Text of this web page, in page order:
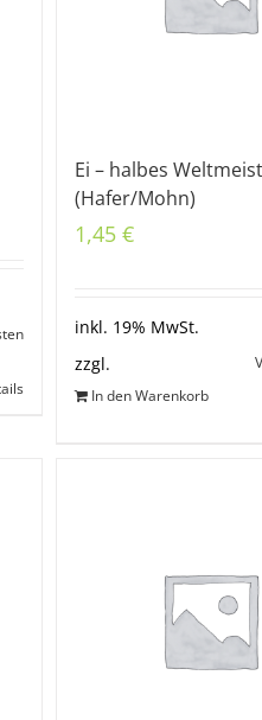
Ei – halbes
(Hafer/Mohn)
1,45 €
inkl. 19% MwSt.
zzgl.
In den Warenkorb